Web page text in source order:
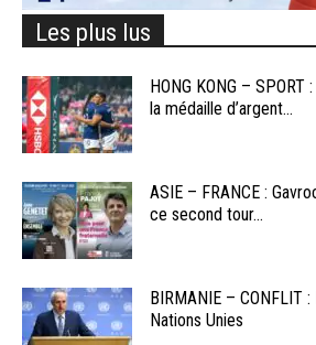
Les plus lus
HONG KONG –
la médaille d’argent...
ASIE – FRANCE :
ce second tour...
BIRMANIE – CONFLIT
Nations Unies